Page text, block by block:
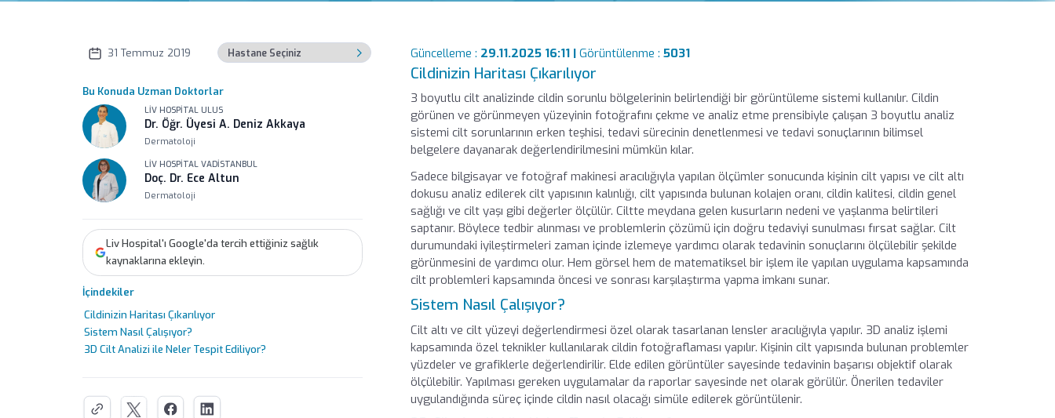
31 Temmuz 2019
Bu Konuda Uzman Doktorlar
LIV HOSPITAL ULUS
Dr. Öğr. Üyesi A. Deniz Akkaya
Dermatoloji
LIV HOSPITAL VADISTANBUL
Doç. Dr. Ece Altun
Dermatoloji
Liv Hospital'ı Google'da tercih ettiğiniz sağlık
kaynaklarına ekleyin.
İçindekiler
Cildinizin Haritası Çıkarılıyor
Sistem Nasıl Çalışıyor?
3D Cilt Analizi ile Neler Tespit Ediliyor?
Güncelleme : 29.11.2025 16:11 |Görüntülenme :5031
Cildinizin Haritası Çıkarılıyor
3 boyutlu cilt analizinde cildin sorunlu bölgelerinin belirlendiği bir görüntüleme sistemi kullanılır. Cildin
görünen ve görünmeyen yüzeyinin fotoğrafını çekme ve analiz etme prensibiyle çalışan 3 boyutlu analiz
sistemi cilt sorunlarının erken teşhisi, tedavi sürecinin denetlenmesi ve tedavi sonuçlarının bilimsel
belgelere dayanarak değerlendirilmesini mümkün kılar.
Sadece bilgisayar ve fotoğraf makinesi aracılığıyla yapılan ölçümler sonucunda kişinin cilt yapısı ve cilt altı
dokusu analiz edilerek cilt yapısının kalınlığı, cilt yapısında bulunan kolajen oranı, cildin kalitesi, cildin genel
sağlığı ve cilt yaşı gibi değerler ölçülür. Ciltte meydana gelen kusurların nedeni ve yaşlanma belirtileri
saptanır. Böylece tedbir alınması ve problemlerin çözümü için doğru tedaviyi sunulması fırsat sağlar. Cilt
durumundaki iyileştirmeleri zaman içinde izlemeye yardımcı olarak tedavinin sonuçlarını ölçülebilir şekilde
görünmesini de yardımcı olur. Hem görsel hem de matematiksel bir işlem ile yapılan uygulama kapsamında
cilt problemleri kapsamında öncesi ve sonrası karşılaştırma yapma imkanı sunar.
Sistem Nasıl Çalışıyor?
Cilt altı ve cilt yüzeyi değerlendirmesi özel olarak tasarlanan lensler aracılığıyla yapılır. 3D analiz işlemi
kapsamında özel teknikler kullanılarak cildin fotoğraflaması yapılır. Kişinin cilt yapısında bulunan problemler
yüzdeler ve grafiklerle değerlendirilir. Elde edilen görüntüler sayesinde tedavinin başarısı objektif olarak
ölçülebilir. Yapılması gereken uygulamalar da raporlar sayesinde net olarak görülür. Önerilen tedaviler
uygulandığında süreç içinde cildin nasıl olacağı simüle edilerek görüntülenir.